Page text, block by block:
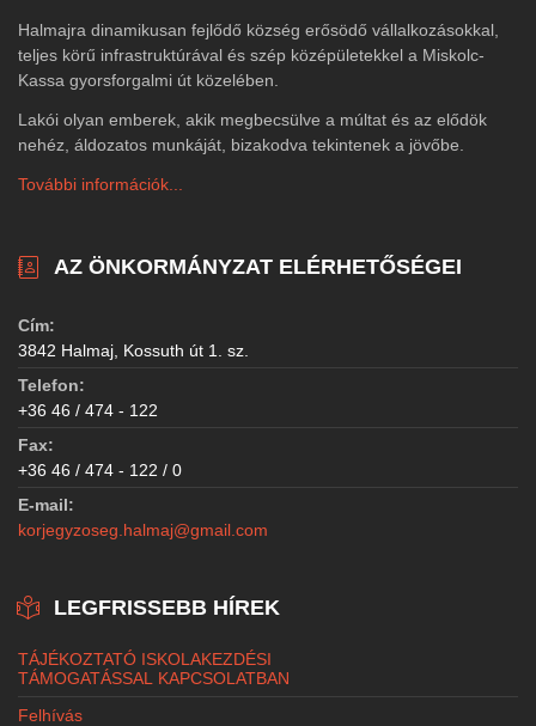
Halmajra dinamikusan fejlődő község erősödő vállalkozásokkal,
teljes körű infrastruktúrával és szép középületekkel a Miskolc-
Kassa gyorsforgalmi út közelében.
Lakói olyan emberek, akik megbecsülve a múltat és az elődök
nehéz, áldozatos munkáját, bizakodva tekintenek a jövőbe.
További információk...
AZ ÖNKORMÁNYZAT ELÉRHETŐSÉGEI
Cím:
3842 Halmaj, Kossuth út 1. sz.
Telefon:
+36 46 / 474 - 122
Fax:
+36 46 / 474 - 122 / 0
E-mail:
korjegyzoseg.halmaj@gmail.com
LEGFRISSEBB HÍREK
TÁJÉKOZTATÓ ISKOLAKEZDÉSI
TÁMOGATÁSSAL KAPCSOLATBAN
Felhívás